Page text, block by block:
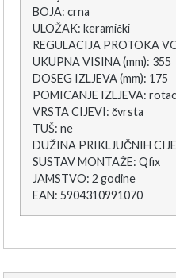
BOJA: crna
ULOŽAK: keramički
REGULACIJA PROTOKA
UKUPNA VISINA (mm): 355
DOSEG IZLJEVA (mm): 175
POMICANJE IZLJEVA:
VRSTA CIJEVI: čvrsta
TUŠ: ne
DUŽINA PRIKLJUČNIH
SUSTAV MONTAŽE: Qfix
JAMSTVO: 2 godine
EAN: 5904310991070